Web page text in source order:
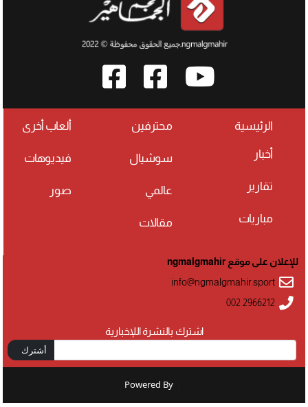
الرئيسية
أخبار
تقارير
مباريات
محترفين
سوشيال
عالمي
مقالات
ألعاب أخرى
فيديوهات
صور
اشترك بالنشرة اللإخبارية
أشترك
للإعلان على موقع ngmalgmahir
info@ngmalgmahir.sport
002 2966212
Powered By